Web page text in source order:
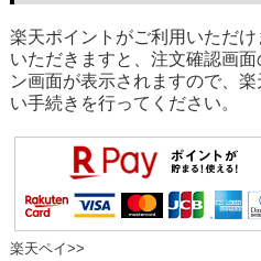
楽天ポイントがご利用いただ
いただきますと、注文確認画
ン画面が表示されますので、
い手続きを行ってください。
楽天ペイ>>